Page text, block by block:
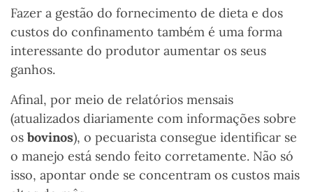
Fazer a gestão do fornecimento de dieta e dos
custos do confinamento também é uma forma
interessante do produtor aumentar os seus
ganhos.
Afinal, por meio de relatórios mensais
(atualizados diariamente com informações sobre
os bovinos), o pecuarista consegue identificar se
o manejo está sendo feito corretamente. Não só
isso, apontar onde se concentram os custos mais